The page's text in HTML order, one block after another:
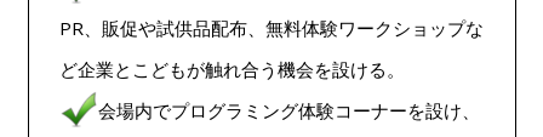
PR、販促や試供品配布、無料体験ワークショップな
ど企業とこどもが触れ合う機会を設ける。
会場内でプログラミング体験コーナーを設け、